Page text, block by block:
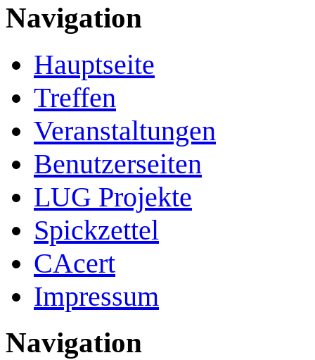
Navigation
Hauptseite
Treffen
Veranstaltungen
Benutzerseiten
LUG Projekte
Spickzettel
CAcert
Impressum
Navigation